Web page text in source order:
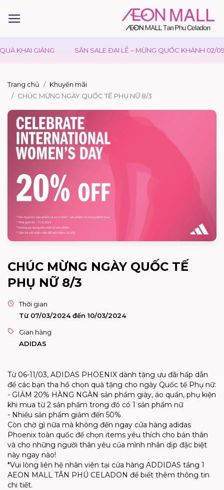
KHAI GIẢNG SĂN SALE ĐẠI LỄ – MỪNG QUỐC KHÁNH 02/09
Trang chủ
Khuyến mãi
CHÚC MỪNG NGÀY QUỐC TẾ PHỤ NỮ 8/3
CHÚC MỪNG NGÀY QUỐC TẾ
PHỤ NỮ 8/3
Thời gian
Từ 07/03/2024 đến 10/03/2024
Gian hàng
ADIDAS
Từ 06-11/03, ADIDAS PHOENIX dành tặng ưu đãi hấp dẫn
để các bạn tha hồ chọn quà tặng cho ngày Quốc tế Phụ nữ:
- GIẢM 20% HÀNG NGÀN sản phẩm giày, áo quần, phụ kiện
khi mua từ 2 sản phẩm trong đó có 1 sản phẩm nữ
- Nhiều sản phẩm giảm đến 50%
Còn chờ gì nữa mà không đến ngay cửa hàng adidas
Phoenix toàn quốc để chọn items yêu thích cho bản thân
và cho những người thân yêu của mình nhân dịp đặc biệt
này ngay nào!
*Vui lòng liên hệ nhân viên tại cửa hàng ADDIDAS tầng 1
AEON MALL TÂN PHÚ CELADON để biết thêm thông tin
chi tiết.